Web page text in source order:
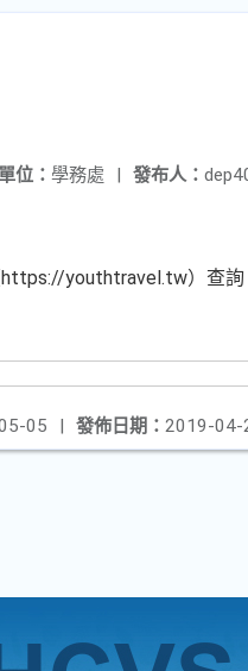
發布人：
位： 學務處 |
youthtravel.tw）查詢
發佈日期： 2019-04-
05 |